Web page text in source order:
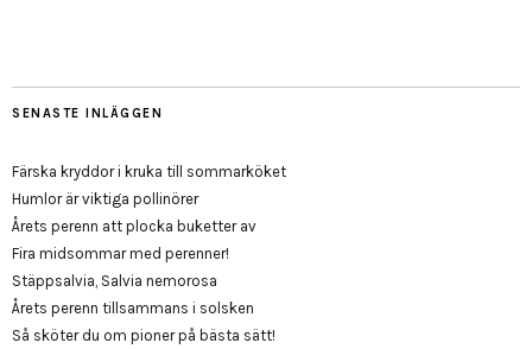
SENASTE INLÄGGEN
Färska kryddor i kruka till sommarköket
Humlor är viktiga pollinörer
Årets perenn att plocka buketter av
Fira midsommar med perenner!
Stäppsalvia, Salvia nemorosa
Årets perenn tillsammans i solsken
Så sköter du om pioner på bästa sätt!